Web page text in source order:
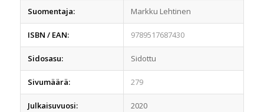
Suomentaja: Markku Lehtinen
ISBN / EAN: 9789517687430
Sidosasu: Sidottu
Sivumäärä: 279
Julkaisuvuosi: 2020